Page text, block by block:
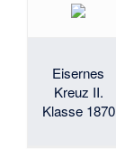
Eisernes
Kreuz II.
Klasse 1870